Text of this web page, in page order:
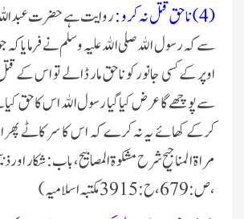
(4) ناحق قتل نہ کرو :
روایت ہے حضرت
سے کہ رسول الله صلی الله علیہ وسلم نے فرمایا کہ
اوپر کے کسی جانور کو ناحق مار ڈالے تو اس کے
سے پوچھے گا عرض کیا گیا رسول الله اس کا حق کیا
کرکے کھائے یہ نہ کرے کہ اس کا سر کاٹے
، ص : 679 ، ح : 3915 مکتبہ اسلامیہ )